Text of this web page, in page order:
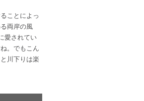
ことによっ
両岸の風
愛されてい
。でもこん
川下りは楽